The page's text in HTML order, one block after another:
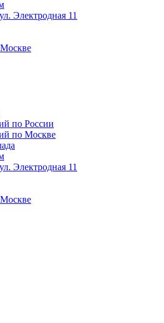
Электродная 11
Москве
по России
по Москве
Электродная 11
Москве